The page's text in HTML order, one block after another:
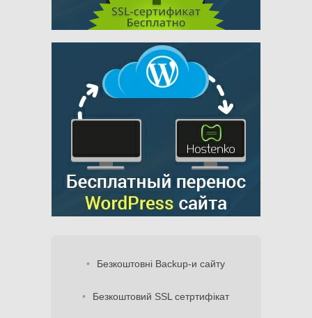
Безкоштовні Backup-и сайту
Безкоштовий SSL сетртифікат